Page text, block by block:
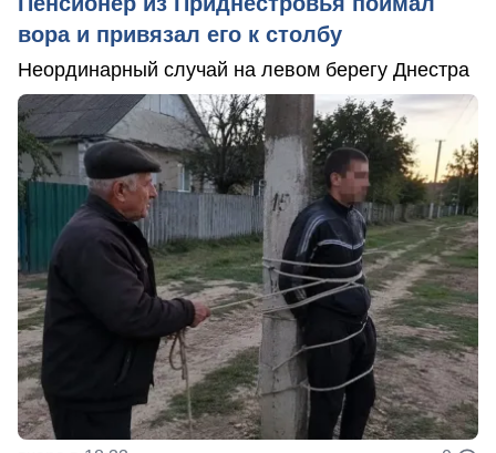
вора и привязал его к столбу
Неординарный случай на левом берегу Днестра